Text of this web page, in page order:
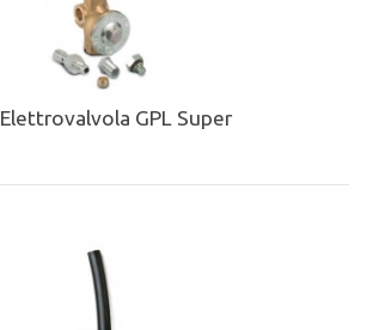
Elettrovalvola GPL Super